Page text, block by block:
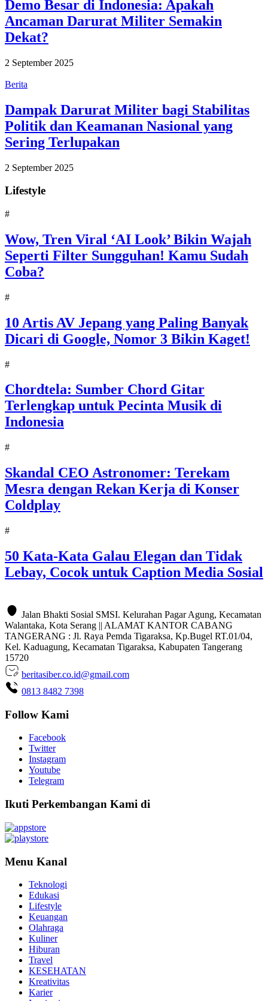
Demo Besar di Indonesia: Apakah
Ancaman Darurat Militer Semakin
Dekat?
2 September 2025
Berita
Dampak Darurat Militer bagi Stabilitas
Politik dan Keamanan Nasional yang
Sering Terlupakan
2 September 2025
Lifestyle
#
Wow, Tren Viral ‘AI Look’ Bikin Wajah
Seperti Filter Sungguhan! Kamu Sudah
Coba?
#
10 Artis AV Jepang yang Paling Banyak
Dicari di Google, Nomor 3 Bikin Kaget!
#
Chordtela: Sumber Chord Gitar
Terlengkap untuk Pecinta Musik di
Indonesia
#
Skandal CEO Astronomer: Terekam
Mesra dengan Rekan Kerja di Konser
Coldplay
#
50 Kata-Kata Galau Elegan dan Tidak
Lebay, Cocok untuk Caption Media Sosial
Jalan Bhakti Sosial SMSI. Kelurahan Pagar Agung, Kecamatan
Walantaka, Kota Serang || ALAMAT KANTOR CABANG
TANGERANG : Jl. Raya Pemda Tigaraksa, Kp.Bugel RT.01/04,
Kel. Kaduagung, Kecamatan Tigaraksa, Kabupaten Tangerang
15720
beritasiber.co.id@gmail.com
0813 8482 7398
Follow Kami
Facebook
Twitter
Instagram
Youtube
Telegram
Ikuti Perkembangan Kami di
Menu Kanal
Teknologi
Edukasi
Lifestyle
Keuangan
Olahraga
Kuliner
Hiburan
Travel
KESEHATAN
Kreativitas
Karier